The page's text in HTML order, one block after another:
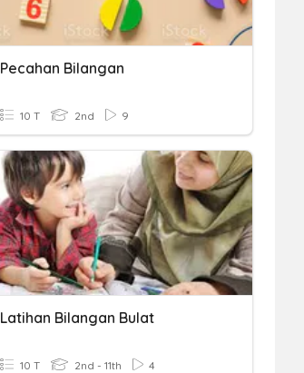
Pecahan Bilangan
10 T 2nd 9
Latihan Bilangan Bulat
10 T 2nd - 11th 4